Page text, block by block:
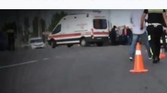
Si̇yaset
Spor
Haber Arşivi